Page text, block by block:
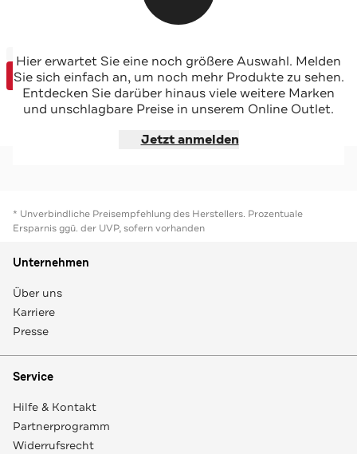
BUGATTI
Derbys 'Rinaldo' cognac
-30%*
Sale
Special
Jetzt shoppen
BUGATTI
Business-Schuhe 'Mattia'
-32%*
Sale
Special
Jetzt shoppen
Hier erwartet Sie eine noch größere Auswahl. Melden
Sie sich einfach an, um noch mehr Produkte zu sehen.
Entdecken Sie darüber hinaus viele weitere Marken
und unschlagbare Preise in unserem Online Outlet.
Jetzt anmelden
* Unverbindliche Preisempfehlung des Herstellers. Prozentuale
Ersparnis ggü. der UVP, sofern vorhanden
Unternehmen
Über uns
Karriere
Presse
Service
Hilfe & Kontakt
Partnerprogramm
Widerrufsrecht